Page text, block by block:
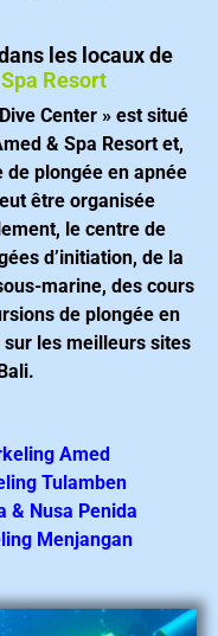
les locaux de
Resort
Center » est situé
& Spa Resort et,
plongée en apnée
être organisée
le centre de
d’initiation, de la
marine, des cours
de plongée en
les meilleurs sites
Amed
Tulamben
& Nusa Penida
Menjangan